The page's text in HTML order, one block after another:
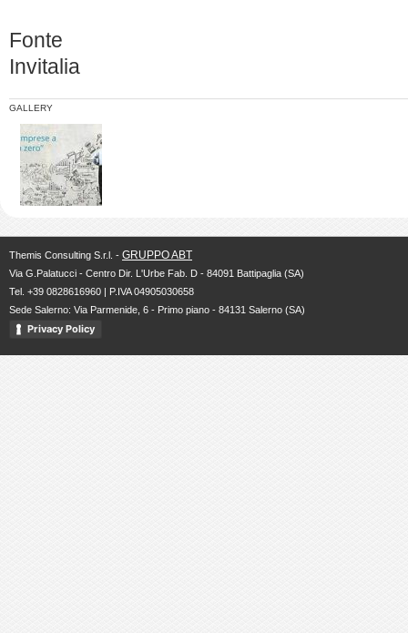
Fonte
Invitalia
GALLERY
Themis Consulting S.r.l. - GRUPPO ABT
Via G.Palatucci - Centro Dir. L'Urbe Fab. D - 84091 Battipaglia (SA)
Tel. +39 0828616960 | P.IVA 04905030658
Sede Salerno: Via Parmenide, 6 - Primo piano - 84131 Salerno (SA)
Privacy Policy